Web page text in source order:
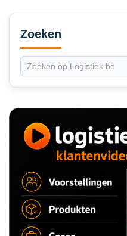
Secondary
Sidebar
Zoeken